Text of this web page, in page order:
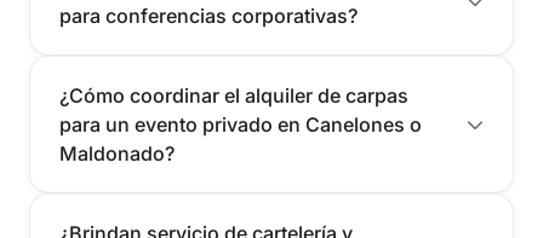
para conferencias corporativas?
¿Cómo coordinar el alquiler de carpas
para un evento privado en Canelones o
Maldonado?
¿Brindan servicio de cartelería y